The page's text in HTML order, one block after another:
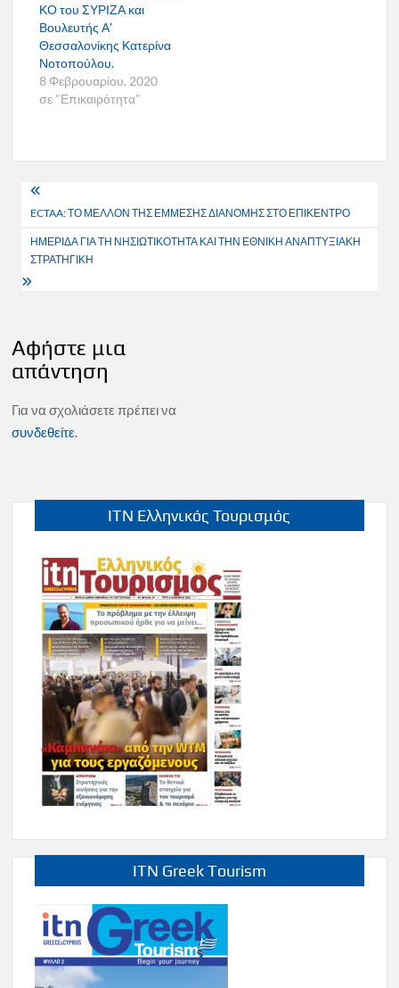
ΚΟ του ΣΥΡΙΖΑ και
Βουλευτής Α’
Θεσσαλονίκης Κατερίνα
Νοτοπούλου.
8 Φεβρουαρίου, 2020
σε "Επικαιρότητα"
Πλοήγηση
άρθρων
ECTAA: ΤΟ ΜΕΛΛΟΝ ΤΗΣ ΕΜΜΕΣΗΣ ΔΙΑΝΟΜΗΣ ΣΤΟ ΕΠΙΚΕΝΤΡΟ
ΗΜΕΡΙΔΑ ΓΙΑ ΤΗ ΝΗΣΙΩΤΙΚΟΤΗΤΑ ΚΑΙ ΤΗΝ ΕΘΝΙΚΗ ΑΝΑΠΤΥΞΙΑΚΗ
ΣΤΡΑΤΗΓΙΚΗ
Αφήστε μια
απάντηση
Για να σχολιάσετε πρέπει να
συνδεθείτε.
ITN Ελληνικός Τουρισμός
ITN Greek Tourism